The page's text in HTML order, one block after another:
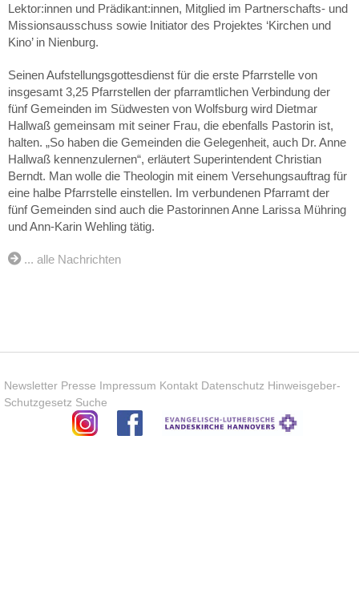
Lektor:innen und Prädikant:innen, Mitglied im Partnerschafts- und
Missionsausschuss sowie Initiator des Projektes ‘Kirchen und
Kino’ in Nienburg.
Seinen Aufstellungsgottesdienst für die erste Pfarrstelle von
insgesamt 3,25 Pfarrstellen der pfarramtlichen Verbindung der
fünf Gemeinden im Südwesten von Wolfsburg wird Dietmar
Hallwaß gemeinsam mit seiner Frau, die ebenfalls Pastorin ist,
halten. „So haben die Gemeinden die Gelegenheit, auch Dr. Anne
Hallwaß kennenzulernen“, erläutert Superintendent Christian
Berndt. Man wolle die Theologin mit einem Versehungsauftrag für
eine halbe Pfarrstelle einstellen. Im verbundenen Pfarramt der
fünf Gemeinden sind auch die Pastorinnen Anne Larissa Mühring
und Ann-Karin Wehling tätig.
... alle Nachrichten
Newsletter Presse Impressum Kontakt Datenschutz Hinweisgeber-
Schutzgesetz Suche